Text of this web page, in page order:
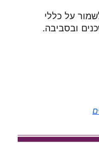
על כללי
ובסביבה.